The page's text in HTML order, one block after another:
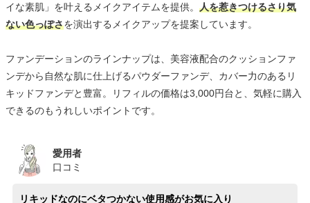
イな素肌」を叶えるメイクアイテムを提供。 人を惹きつけるさり気
ない色っぽさを演出するメイクアップを提案しています。
ファンデーションのラインナップは、美容液配合のクッションファ
ンデから自然な肌に仕上げるパウダーファンデ、カバー力のあるリ
キッドファンデと豊富。リフィルの価格は3,000円台と、気軽に購入
できるのもうれしいポイントです。
愛用者
口コミ
リキッドなのにベタつかない使用感がお気に入り